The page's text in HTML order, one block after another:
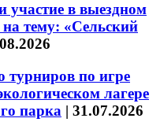
в выездном
тему: «Сельский
турниров по игре
лагере
парка | 31.07.2026